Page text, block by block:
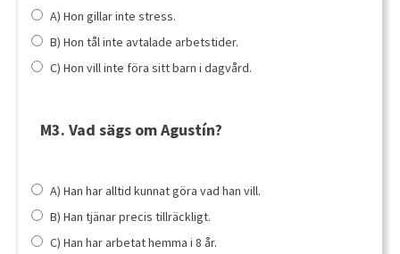
A) Hon gillar inte stress.
B) Hon tål inte avtalade arbetstider.
C) Hon vill inte föra sitt barn i dagvård.
M3. Vad sägs om Agustín?
A) Han har alltid kunnat göra vad han vill.
B) Han tjänar precis tillräckligt.
C) Han har arbetat hemma i 8 år.